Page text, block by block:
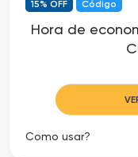
15% OFF Código
Hora de
Como usar?